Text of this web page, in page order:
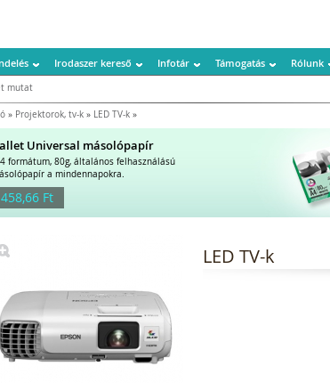
Irodaszer kereső Infotár Támogatás Rólunk
mutat
» Projektorok, tv-k » LED TV-k »
Universal másolópapír
formátum, 80g, általános felhasználású
a mindennapokra.
Ft
LED TV-k